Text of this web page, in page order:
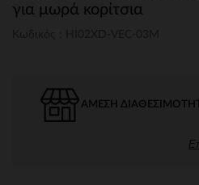
για μωρά κορίτσια
ΆΜΕΣΗ